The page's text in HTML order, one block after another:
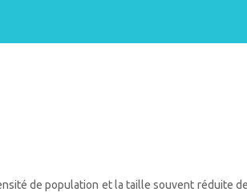
de population et la taille souvent réduite